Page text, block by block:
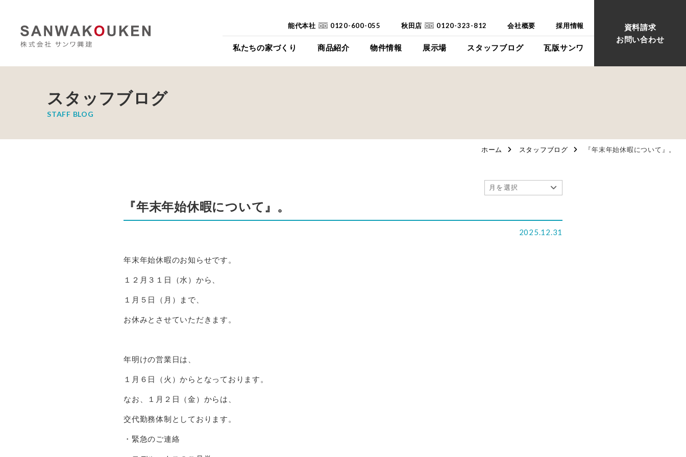
私たちの家づくり
コンセプト
商品紹介
イイイエ
物件情報 展示場
下瀬平屋モデルハウス
スタッフブログ 瓦版サンワ
会社概要 採用情報
能代本社 0120-600-055 秋田店 0120-323-812
資料請求
お問い合わせ
スタッフブログ
STAFF BLOG
ホーム スタッフブログ 『年末年始休暇について』。
『年末年始休暇について』。
2025.12.31
年末年始休暇のお知らせです。
１２月３１日（水）から、
１月５日（月）まで、
お休みとさせていただきます。
年明けの営業日は、
１月６日（火）からとなっております。
なお、１月２日（金）からは、
交代勤務体制としております。
・緊急のご連絡